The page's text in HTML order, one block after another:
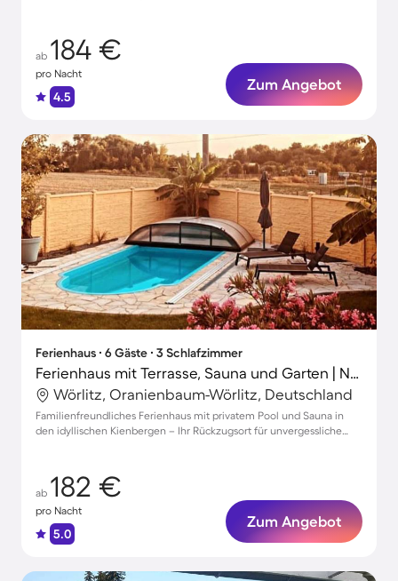
ab 184 €
pro Nacht
4.5
Zum Angebot
Ferienhaus ∙ 6 Gäste ∙ 3 Schlafzimmer
Ferienhaus mit Terrasse, Sauna und Garten | Naturblick
Wörlitz, Oranienbaum-Wörlitz, Deutschland
Familienfreundliches Ferienhaus mit privatem Pool und Sauna in
den idyllischen Kienbergen – Ihr Rückzugsort für unvergessliche
ab 182 €
pro Nacht
5.0
Zum Angebot